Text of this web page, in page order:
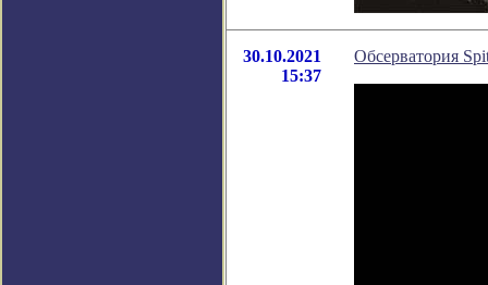
30.10.2021
15:37
Обсерватория